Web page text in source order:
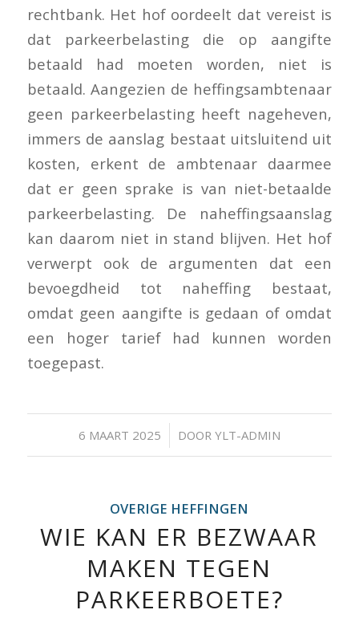
rechtbank. Het hof oordeelt dat vereist is
dat parkeerbelasting die op aangifte
betaald had moeten worden, niet is
betaald. Aangezien de heffingsambtenaar
geen parkeerbelasting heeft nageheven,
immers de aanslag bestaat uitsluitend uit
kosten, erkent de ambtenaar daarmee
dat er geen sprake is van niet-betaalde
parkeerbelasting. De naheffingsaanslag
kan daarom niet in stand blijven. Het hof
verwerpt ook de argumenten dat een
bevoegdheid tot naheffing bestaat,
omdat geen aangifte is gedaan of omdat
een hoger tarief had kunnen worden
toegepast.
6 MAART 2025
/ DOOR YLT-ADMIN
OVERIGE HEFFINGEN
WIE KAN ER BEZWAAR
MAKEN TEGEN
PARKEERBOETE?